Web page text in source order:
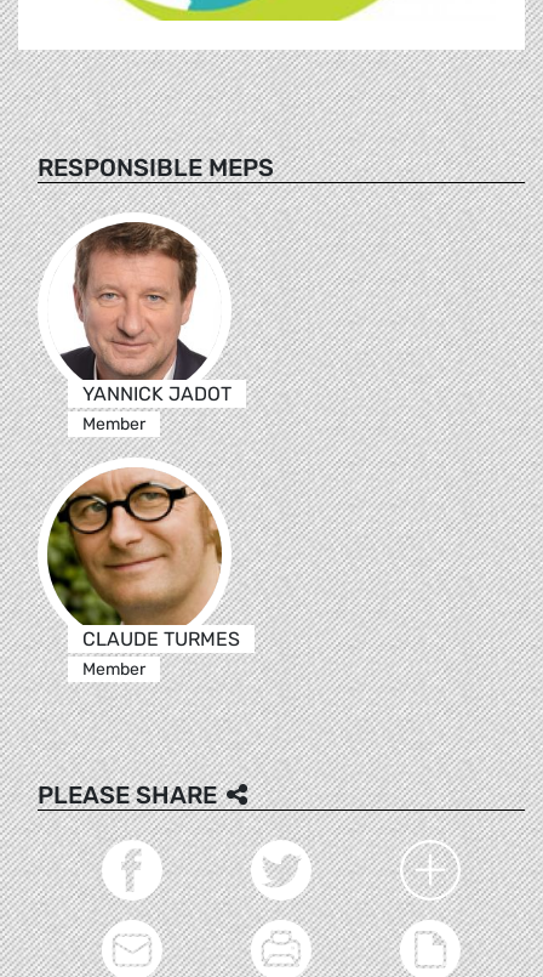
RESPONSIBLE MEPS
YANNICK JADOT
Member
CLAUDE TURMES
Member
PLEASE SHARE